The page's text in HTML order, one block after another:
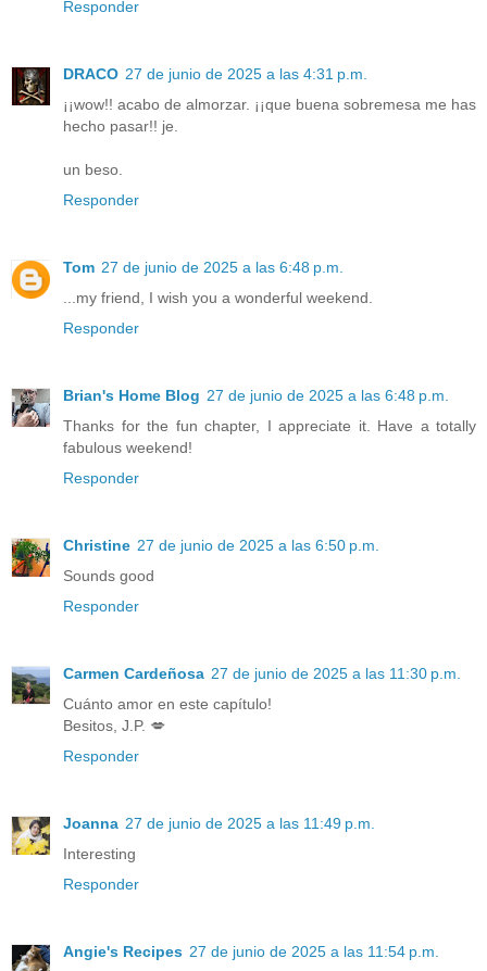
Responder
DRACO 27 de junio de 2025 a las 4:31 p.m.
¡¡wow!! acabo de almorzar. ¡¡que buena sobremesa me has
hecho pasar!! je.
un beso.
Responder
Tom 27 de junio de 2025 a las 6:48 p.m.
...my friend, I wish you a wonderful weekend.
Responder
Brian's Home Blog 27 de junio de 2025 a las 6:48 p.m.
Thanks for the fun chapter, I appreciate it. Have a totally
fabulous weekend!
Responder
Christine 27 de junio de 2025 a las 6:50 p.m.
Sounds good
Responder
Carmen Cardeñosa 27 de junio de 2025 a las 11:30 p.m.
Cuánto amor en este capítulo!
Besitos, J.P. 💋
Responder
Joanna 27 de junio de 2025 a las 11:49 p.m.
Interesting
Responder
Angie's Recipes 27 de junio de 2025 a las 11:54 p.m.